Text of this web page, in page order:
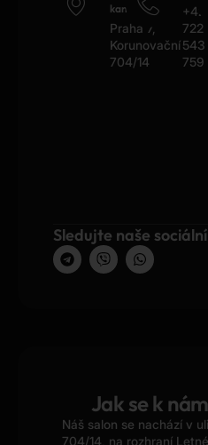
kancelář
Praha 7,
Korunovační
704/14
722
543
759
Sledujte naše
Jak se k
Náš salon se nachází v
704/14, na rozhraní